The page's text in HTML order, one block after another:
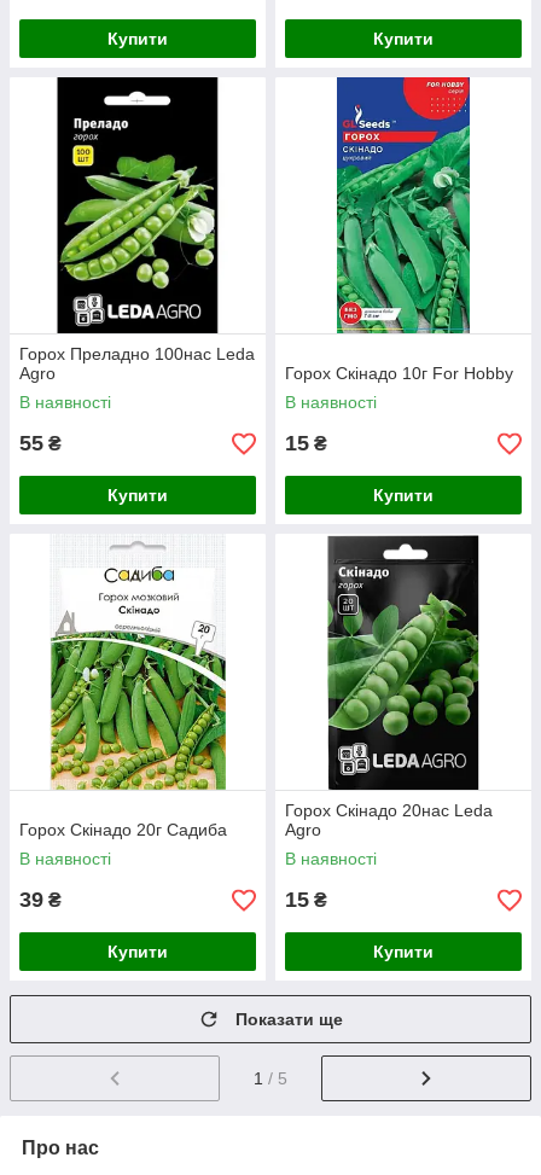
Купити Купити
Горох Преладно 100нас Leda
Agro
В наявності
55 ₴
Купити
Горох Скінадо 10г For Hobby
В наявності
15 ₴
Купити
Горох Скінадо 20г Садиба
В наявності
39 ₴
Купити
Горох Скінадо 20нас Leda
Agro
В наявності
15 ₴
Купити
Показати ще
1 / 5
Про нас